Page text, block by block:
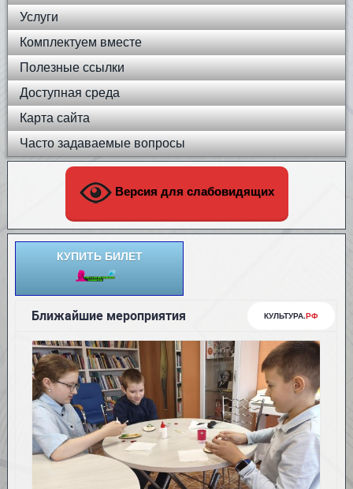
Услуги
Комплектуем вместе
Полезные ссылки
Доступная среда
Карта сайта
Часто задаваемые вопросы
Версия для слабовидящих
КУПИТЬ БИЛЕТ